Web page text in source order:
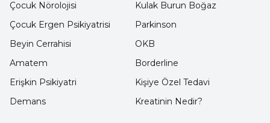
Keçiboynuzunun lifli yapısının sağladığı
bir diğer fayda da, kalp ve damar sağlığına
olumlu yönde etki etmesidir. Kötü
Çocuk Nörolojisi
Kulak Burun Boğaz
Çocuk Ergen Psikiyatrisi
Beyin Cerrahisi
Amatem
Erişkin Psikiyatri
Demans
Parkinson
OKB
Borderline
Kişiye Özel Tedavi
Kreatinin Nedir?